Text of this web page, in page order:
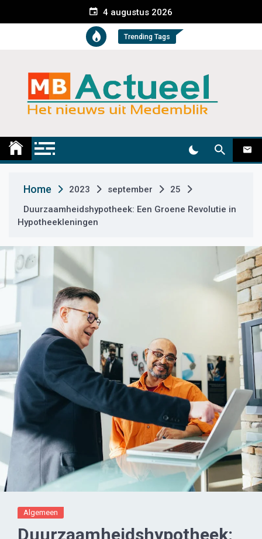
e
t
4 augustus 2026
Trending Tags
Medemblik Actueel
Home 2023 september
25
Duurzaamheidshypotheek: Een Groene Revolutie in
Hypotheekleningen
Algemeen
Duurzaamheidshypotheek: